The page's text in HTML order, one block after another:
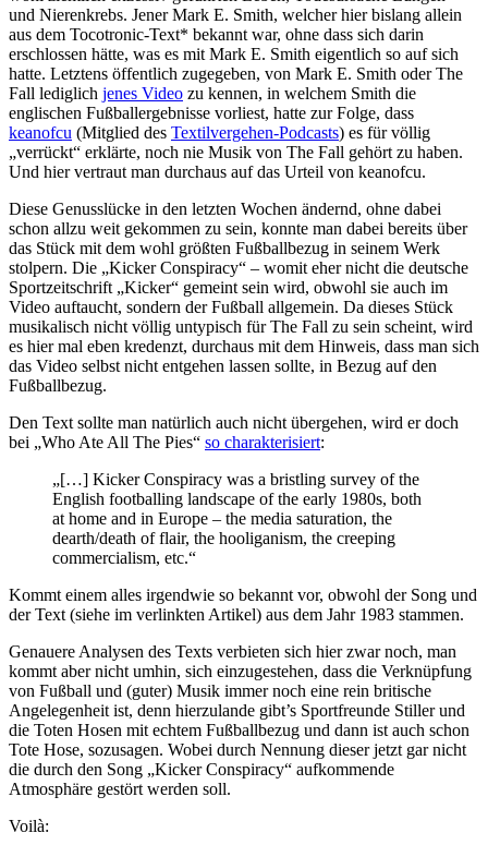
und Nierenkrebs. Jener Mark E. Smith, welcher hier bislang allein
aus dem Tocotronic-Text* bekannt war, ohne dass sich darin
erschlossen hätte, was es mit Mark E. Smith eigentlich so auf sich
hatte. Letztens öffentlich zugegeben, von Mark E. Smith oder The
Fall lediglich jenes Video zu kennen, in welchem Smith die
englischen Fußballergebnisse vorliest, hatte zur Folge, dass
keanofcu (Mitglied des Textilvergehen-Podcasts) es für völlig
„verrückt“ erklärte, noch nie Musik von The Fall gehört zu haben.
Und hier vertraut man durchaus auf das Urteil von keanofcu.
Diese Genusslücke in den letzten Wochen ändernd, ohne dabei
schon allzu weit gekommen zu sein, konnte man dabei bereits über
das Stück mit dem wohl größten Fußballbezug in seinem Werk
stolpern. Die „Kicker Conspiracy“ – womit eher nicht die deutsche
Sportzeitschrift „Kicker“ gemeint sein wird, obwohl sie auch im
Video auftaucht, sondern der Fußball allgemein. Da dieses Stück
musikalisch nicht völlig untypisch für The Fall zu sein scheint, wird
es hier mal eben kredenzt, durchaus mit dem Hinweis, dass man sich
das Video selbst nicht entgehen lassen sollte, in Bezug auf den
Fußballbezug.
Den Text sollte man natürlich auch nicht übergehen, wird er doch
bei „Who Ate All The Pies“ so charakterisiert:
„[…] Kicker Conspiracy was a bristling survey of the
English footballing landscape of the early 1980s, both
at home and in Europe – the media saturation, the
dearth/death of flair, the hooliganism, the creeping
commercialism, etc.“
Kommt einem alles irgendwie so bekannt vor, obwohl der Song und
der Text (siehe im verlinkten Artikel) aus dem Jahr 1983 stammen.
Genauere Analysen des Texts verbieten sich hier zwar noch, man
kommt aber nicht umhin, sich einzugestehen, dass die Verknüpfung
von Fußball und (guter) Musik immer noch eine rein britische
Angelegenheit ist, denn hierzulande gibt’s Sportfreunde Stiller und
die Toten Hosen mit echtem Fußballbezug und dann ist auch schon
Tote Hose, sozusagen. Wobei durch Nennung dieser jetzt gar nicht
die durch den Song „Kicker Conspiracy“ aufkommende
Atmosphäre gestört werden soll.
Voilà: